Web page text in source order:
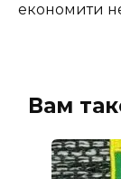
економити
Вам